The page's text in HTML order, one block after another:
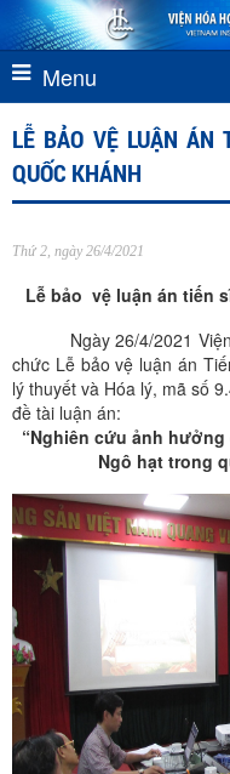
Menu
LỄ BẢO VỆ LUẬN ÁN
QUỐC KHÁNH
Thứ 2, ngày 26/4/2021
Lễ bảo vệ luận án tiến
Ngày 26/4/2021 Viện
chức Lễ bảo vệ luận án
lý thuyết và Hóa lý, mã số
đề tài luận án:
“Nghiên cứu ảnh
Ngô hạt trong